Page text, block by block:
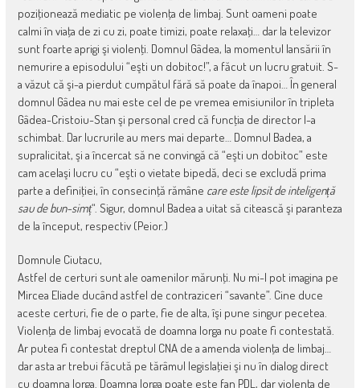
poziţionează mediatic pe violenţa de limbaj. Sunt oameni poate
calmi în viaţa de zi cu zi, poate timizi, poate relaxaţi… dar la televizor
sunt foarte aprigi şi violenţi. Domnul Gâdea, la momentul lansării în
nemurire a episodului “eşti un dobitoc!”, a făcut un lucru gratuit. S-
a văzut că şi-a pierdut cumpătul fără să poate da înapoi… În general
domnul Gâdea nu mai este cel de pe vremea emisiunilor în tripleta
Gâdea-Cristoiu-Stan şi personal cred că funcţia de director l-a
schimbat. Dar lucrurile au mers mai departe… Domnul Badea, a
supralicitat, şi a încercat să ne convingă că “eşti un dobitoc” este
cam acelaşi lucru cu “eşti o vietate bipedă, deci se excludă prima
parte a definiţiei, în consecinţă rămâne care este lipsit de inteligență
sau de bun-simț“. Sigur, domnul Badea a uitat să citească şi paranteza
de la început, respectiv (Peior.)
Domnule Ciutacu,
Astfel de certuri sunt ale oamenilor mărunţi. Nu mi-l pot imagina pe
Mircea Eliade ducând astfel de contraziceri “savante”. Cine duce
aceste certuri, fie de o parte, fie de alta, îşi pune singur pecetea.
Violenţa de limbaj evocată de doamna Iorga nu poate fi contestată.
Ar putea fi contestat dreptul CNA de a amenda violenţa de limbaj…
dar asta ar trebui făcută pe tărâmul legislaţiei şi nu în dialog direct
cu doamna Iorga. Doamna Iorga poate este fan PDL, dar violenţa de